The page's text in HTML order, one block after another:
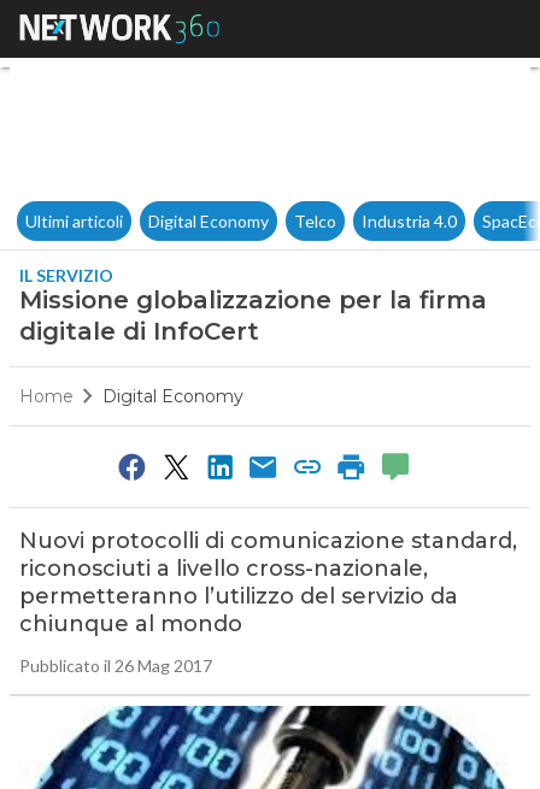
Missione globalizzazione
Ultimi articoli Digital Economy Telco Industria 4.0
IL SERVIZIO
Missione globalizzazione per la firma
digitale di InfoCert
Home Digital Economy
Nuovi protocolli di comunicazione standard,
riconosciuti a livello cross-nazionale,
permetteranno l’utilizzo del servizio da
chiunque al mondo
Pubblicato il 26 Mag 2017